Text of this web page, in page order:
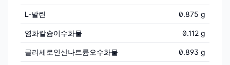
L-발린 0.875 g
염화칼슘이수화물 0.112 g
글리세로인산나트륨오수화물 0.893 g